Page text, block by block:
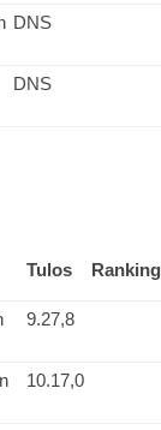
DNS
DNS
Tulos Ranking
9.27,8
10.17,0